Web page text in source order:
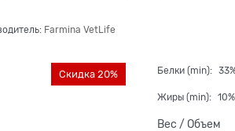
Farmina VetLife
Скидка 20% Белки (min):
Жиры (min): 10%
Вес / Объем